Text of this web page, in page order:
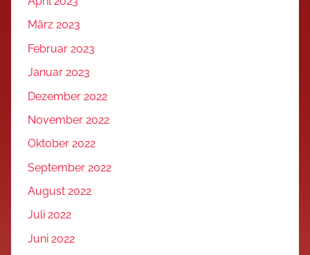
März 2023
Februar 2023
Januar 2023
Dezember 2022
November 2022
Oktober 2022
September 2022
August 2022
Juli 2022
Juni 2022